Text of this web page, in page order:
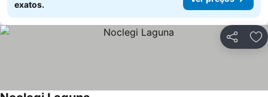
exatos.
Partilhar